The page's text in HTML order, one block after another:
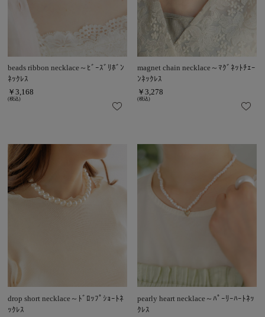
beads ribbon necklace～ﾋﾞｰｽﾞﾘﾎﾞﾝ
ﾈｯｸﾚｽ
￥3,168
(税込)
magnet chain necklace～ﾏｸﾞﾈｯﾄﾁｪｰ
ﾝﾈｯｸﾚｽ
￥3,278
(税込)
drop short necklace～ﾄﾞﾛｯﾌﾟｼｮｰﾄﾈ
ｯｸﾚｽ
pearly heart necklace～ﾊﾟｰﾘｰﾊｰﾄﾈｯ
ｸﾚｽ